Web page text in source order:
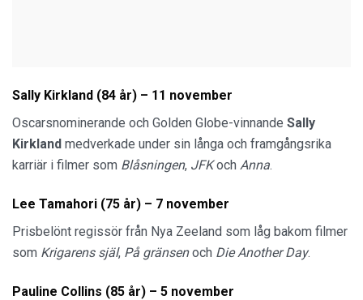
Sally Kirkland (84 år) – 11 november
Oscarsnominerande och Golden Globe-vinnande Sally
Kirkland medverkade under sin långa och framgångsrika
karriär i filmer som Blåsningen, JFKoch Anna.
Lee Tamahori (75 år) – 7 november
Prisbelönt regissör från Nya Zeeland som låg bakom filmer
som Krigarens själ, På gränsenoch Die Another Day.
Pauline Collins (85 år) – 5 november